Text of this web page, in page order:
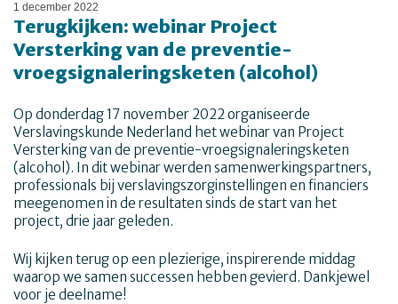
1 december 2022
Terugkijken: webinar Project
Versterking van de preventie-
vroegsignaleringsketen (alcohol)
Op donderdag 17 november 2022 organiseerde
Verslavingskunde Nederland het webinar van Project
Versterking van de preventie-vroegsignaleringsketen
(alcohol). In dit webinar werden samenwerkingspartners,
professionals bij verslavingszorginstellingen en financiers
meegenomen in de resultaten sinds de start van het
project, drie jaar geleden.
Wij kijken terug op een plezierige, inspirerende middag
waarop we samen successen hebben gevierd. Dankjewel
voor je deelname!